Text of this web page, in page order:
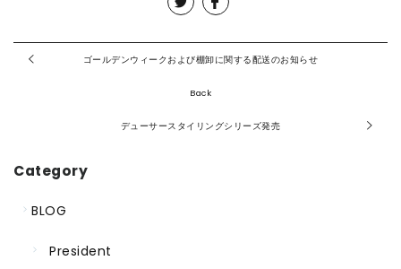
ゴールデンウィークおよび棚卸に関する配送のお知らせ
Back
デューサースタイリングシリーズ発売
Category
BLOG
President